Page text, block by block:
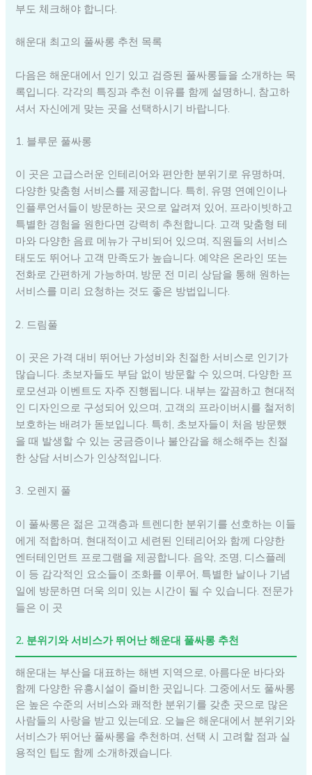
부도 체크해야 합니다.
해운대 최고의 풀싸롱 추천 목록
다음은 해운대에서 인기 있고 검증된 풀싸롱들을 소개하는 목
록입니다. 각각의 특징과 추천 이유를 함께 설명하니, 참고하
셔서 자신에게 맞는 곳을 선택하시기 바랍니다.
1. 블루문 풀싸롱
이 곳은 고급스러운 인테리어와 편안한 분위기로 유명하며,
다양한 맞춤형 서비스를 제공합니다. 특히, 유명 연예인이나
인플루언서들이 방문하는 곳으로 알려져 있어, 프라이빗하고
특별한 경험을 원한다면 강력히 추천합니다. 고객 맞춤형 테
마와 다양한 음료 메뉴가 구비되어 있으며, 직원들의 서비스
태도도 뛰어나 고객 만족도가 높습니다. 예약은 온라인 또는
전화로 간편하게 가능하며, 방문 전 미리 상담을 통해 원하는
서비스를 미리 요청하는 것도 좋은 방법입니다.
2. 드림풀
이 곳은 가격 대비 뛰어난 가성비와 친절한 서비스로 인기가
많습니다. 초보자들도 부담 없이 방문할 수 있으며, 다양한 프
로모션과 이벤트도 자주 진행됩니다. 내부는 깔끔하고 현대적
인 디자인으로 구성되어 있으며, 고객의 프라이버시를 철저히
보호하는 배려가 돋보입니다. 특히, 초보자들이 처음 방문했
을 때 발생할 수 있는 궁금증이나 불안감을 해소해주는 친절
한 상담 서비스가 인상적입니다.
3. 오렌지 풀
이 풀싸롱은 젊은 고객층과 트렌디한 분위기를 선호하는 이들
에게 적합하며, 현대적이고 세련된 인테리어와 함께 다양한
엔터테인먼트 프로그램을 제공합니다. 음악, 조명, 디스플레
이 등 감각적인 요소들이 조화를 이루어, 특별한 날이나 기념
일에 방문하면 더욱 의미 있는 시간이 될 수 있습니다. 전문가
들은 이 곳
2. 분위기와 서비스가 뛰어난 해운대 풀싸롱 추천
해운대는 부산을 대표하는 해변 지역으로, 아름다운 바다와
함께 다양한 유흥시설이 즐비한 곳입니다. 그중에서도 풀싸롱
은 높은 수준의 서비스와 쾌적한 분위기를 갖춘 곳으로 많은
사람들의 사랑을 받고 있는데요. 오늘은 해운대에서 분위기와
서비스가 뛰어난 풀싸롱을 추천하며, 선택 시 고려할 점과 실
용적인 팁도 함께 소개하겠습니다.